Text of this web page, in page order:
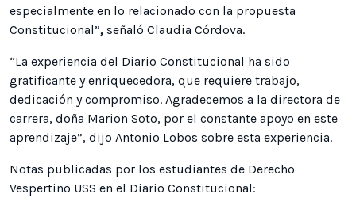
especialmente en lo relacionado con la propuesta
Constitucional”, señaló Claudia Córdova.
“La experiencia del Diario Constitucional ha sido
gratificante y enriquecedora, que requiere trabajo,
dedicación y compromiso. Agradecemos a la directora de
carrera, doña Marion Soto, por el constante apoyo en este
aprendizaje”, dijo Antonio Lobos sobre esta experiencia.
Notas publicadas por los estudiantes de Derecho
Vespertino USS en el Diario Constitucional: